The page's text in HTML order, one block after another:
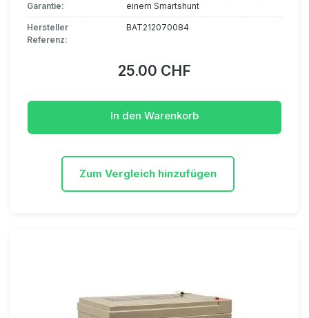
Garantie:
einem Smartshunt
Hersteller
Referenz:
BAT212070084
25.00 CHF
In den Warenkorb
Zum Vergleich hinzufügen